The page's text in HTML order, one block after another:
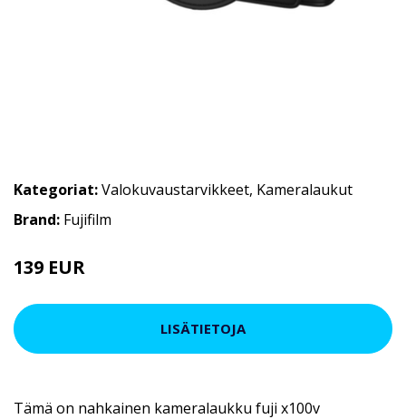
Kategoriat:Valokuvaustarvikkeet, Kameralaukut
Brand: Fujifilm
139 EUR
LISÄTIETOJA
Tämä on nahkainen kameralaukku fuji x100v